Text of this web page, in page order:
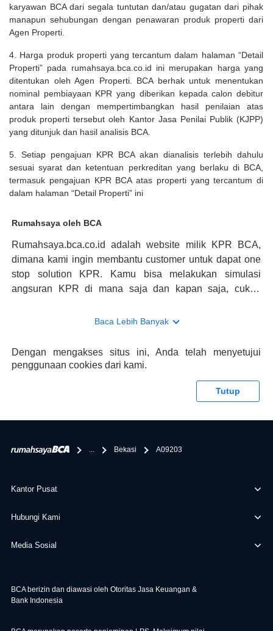
karyawan BCA dari segala tuntutan dan/atau gugatan dari pihak
manapun sehubungan dengan penawaran produk properti dari
Agen Properti.
4. Harga produk properti yang tercantum dalam halaman “Detail
Properti” pada rumahsaya.bca.co.id ini merupakan harga yang
ditentukan oleh Agen Properti. BCA berhak untuk menentukan
nominal pembiayaan KPR yang diberikan kepada calon debitur
antara lain dengan mempertimbangkan hasil penilaian atas
produk properti tersebut oleh Kantor Jasa Penilai Publik (KJPP)
yang ditunjuk dan hasil analisis BCA.
5. Setiap pengajuan KPR BCA akan dianalisis terlebih dahulu
sesuai syarat dan ketentuan perkreditan yang berlaku di BCA,
termasuk pengajuan KPR BCA atas properti yang tercantum di
dalam halaman “Detail Properti” ini
Rumahsaya oleh BCA
Rumahsaya.bca.co.id adalah website milik KPR BCA,
dimana kami ingin membantu customer untuk dapat one
stop solution KPR. Kamu bisa melakukan simulasi
angsuran KPR di mana saja dan kapan saja, cukup
konsultasi mengenai KPR, maka ada layanan live chat
memberikan keuntungan yang berlipat, persyaratan
pengajuan KPR BCA juga sangat mudah, kamu bisa cek
tentang properti disini BCA hanya sebagai pihak
bertanggung jawab terhadap informasi yang rekanan
Baca Lebih Banyak
Dengan mengakses situs ini, Anda telah menyetujui
penggunaan cookies dari kami.
Tutup
... Bekasi A09203
Kantor Pusat
Hubungi Kami
Media Sosial
BCA berizin dan diawasi oleh Otoritas Jasa Keuangan &
Bank Indonesia